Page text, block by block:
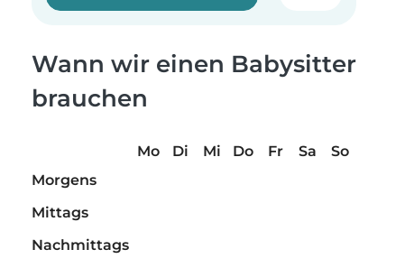
Wann wir einen Babysitter
brauchen
Mo Di Mi Do Fr Sa
So
Morgens
Mittags
Nachmittags